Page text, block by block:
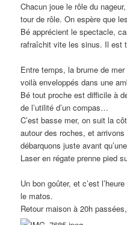
Chacun joue le rôle du
tour de rôle. On espère que
Bé apprécient le spectacle,
rafraîchit vite les sinus. Il est
Entre temps, la brume de
voilà enveloppés dans une
Bé tout proche est difficile à
de l’utilité d’un compas…
C’est basse mer, on suit la
autour des roches, et
débarquons juste avant
Laser en régate prenne pied
Un bon goûter, et c’est
le matos.
Retour maison à 20h